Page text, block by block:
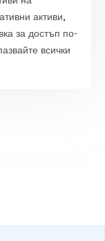
активи,
за достъп по-
всички